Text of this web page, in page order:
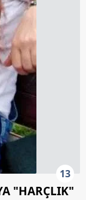
13
"HARÇLIK"